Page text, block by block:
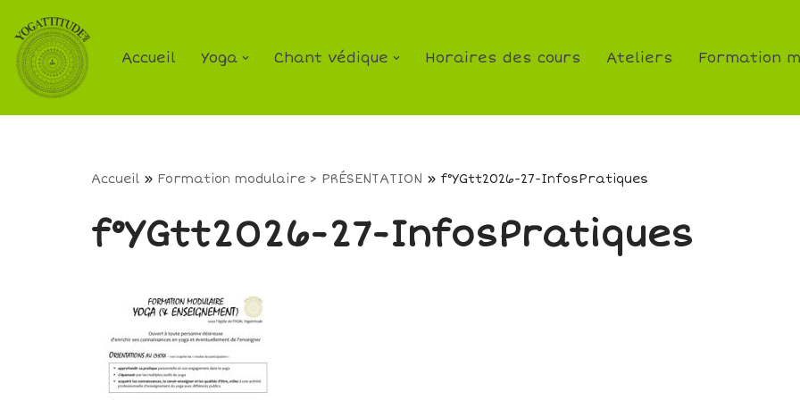
Aller
au
contenu
Accueil Yoga Chant védique Horaires des cours Ateliers Formation
Accueil » Formation modulaire > PRÉSENTATION » f°YGtt2026-27-InfosPratiques
f°YGtt2026-27-InfosPratiques